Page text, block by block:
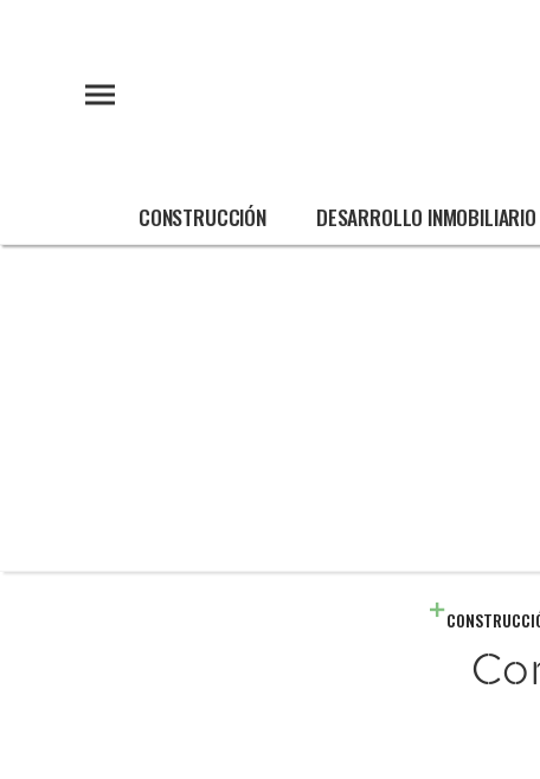
CONSTRUCCIÓN DESARROLLO INMOBILIARIO